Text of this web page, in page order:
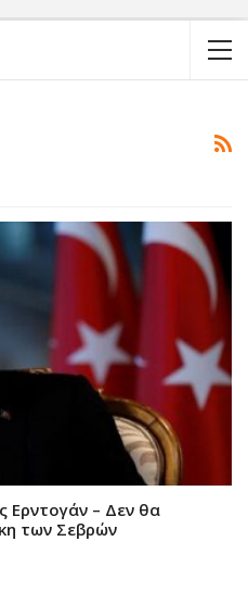
Ερντογάν – Δεν θα
των Σεβρών